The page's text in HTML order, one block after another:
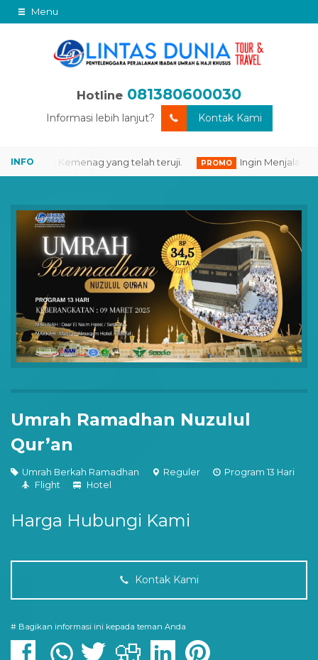
Menu
Hotline 081380600030
Informasi lebih lanjut? Kontak Kami
Kemenag yang telah teruji. PROMO Ingin Menjalankan
Umrah Ramadhan Nuzulul
Qur’an
Umrah Berkah Ramadhan Reguler
Program 13 Hari
Flight
Hotel
Harga Hubungi Kami
Kontak Kami
# Bagikan informasi ini kepada teman Anda